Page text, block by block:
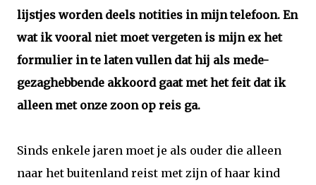
lijstjes worden deels notities in mijn telefoon. En
wat ik vooral niet moet vergeten is mijn ex het
formulier in te laten vullen dat hij als mede-
gezaghebbende akkoord gaat met het feit dat ik
alleen met onze zoon op reis ga.
Sinds enkele jaren moet je als ouder die alleen
naar het buitenland reist met zijn of haar kind